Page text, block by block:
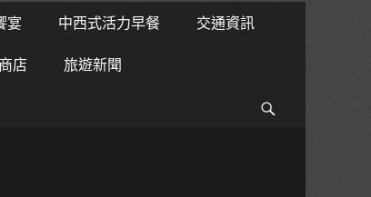
宴 中西式活力早餐 交通資訊
店 旅遊新聞